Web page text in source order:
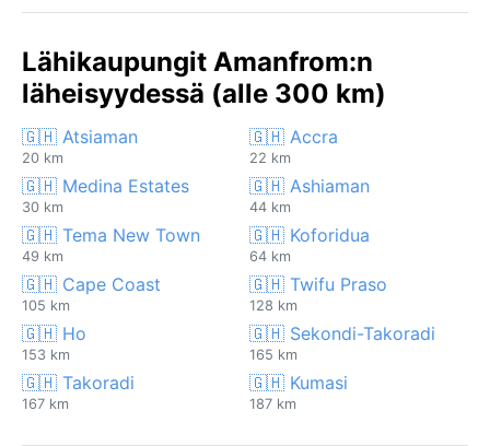
Lähikaupungit Amanfrom:n
läheisyydessä (alle 300 km)
🇬🇭 Atsiaman
20 km
🇬🇭 Accra
22 km
🇬🇭 Medina Estates
30 km
🇬🇭 Ashiaman
44 km
🇬🇭 Tema New Town
49 km
🇬🇭 Koforidua
64 km
🇬🇭 Cape Coast
105 km
🇬🇭 Twifu Praso
128 km
🇬🇭 Ho
153 km
🇬🇭 Sekondi-Takoradi
165 km
🇬🇭 Takoradi
167 km
🇬🇭 Kumasi
187 km